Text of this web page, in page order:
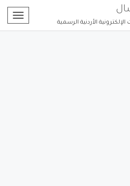
الأردنية الرسمية